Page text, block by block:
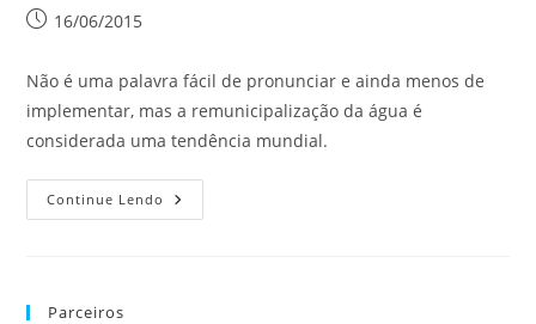
16/06/2015
Não é uma palavra fácil de pronunciar e ainda menos de
implementar, mas a remunicipalização da água é
considerada uma tendência mundial.
Continue Lendo
Parceiros